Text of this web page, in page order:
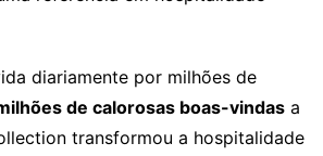
diariamente por milhões de
de calorosas boas-vindas a
transformou a hospitalidade